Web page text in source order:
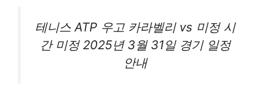
테니스 ATP 우고 카라벨리 vs 미정 시
간 미정 2025년 3월 31일 경기 일정
안내